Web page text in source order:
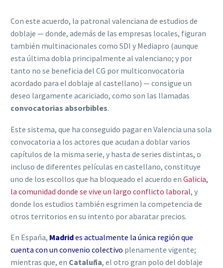
Con este acuerdo, la patronal valenciana de estudios de
doblaje — donde, además de las empresas locales, figuran
también multinacionales como SDI y Mediapro (aunque
esta última dobla principalmente al valenciano; y por
tanto no se beneficia del CG por multiconvocatoria
acordado para el doblaje al castellano) — consigue un
deseo largamente acariciado, como son las llamadas
convocatorias absorbibles.
Este sistema, que ha conseguido pagar en Valencia una sola
convocatoria a los actores que acudan a doblar varios
capítulos de la misma serie, y hasta de series distintas, o
incluso de diferentes películas en castellano, constituye
uno de los escollos que ha bloqueado el acuerdo en Galicia,
la comunidad donde se vive un largo conflicto laboral, y
donde los estudios también esgrimen la competencia de
otros territorios en su intento por abaratar precios.
En España, Madrides actualmente la única región que
cuenta con un convenio colectivo plenamente vigente;
mientras que, en Cataluña, el otro gran polo del doblaje